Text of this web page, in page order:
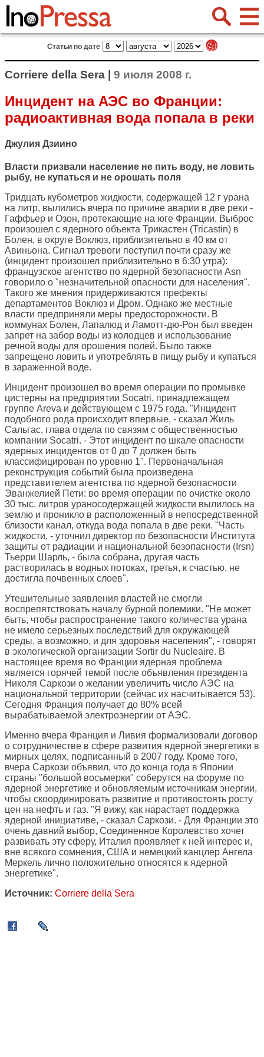
Статьи по дате
Corriere della Sera | 9 июля 2008 г.
Инцидент на АЭС во Франции:
радиоактивная вода попала в реки
Джулия Дзиино
Власти призвали население не пить воду, не ловить
рыбу, не купаться и не орошать поля
Тридцать кубометров жидкости, содержащей 12 г урана
на литр, вылились вчера по причине аварии в две реки -
Гаффьер и Озон, протекающие на юге Франции. Выброс
произошел с ядерного объекта Трикастен (Tricastin) в
Болен, в округе Воклюз, приблизительно в 40 км от
Авиньона. Сигнал тревоги поступил почти сразу же
(инцидент произошел приблизительно в 6:30 утра):
французское агентство по ядерной безопасности Asn
говорило о "незначительной опасности для населения".
Такого же мнения придерживаются префекты
департаментов Воклюз и Дром. Однако же местные
власти предприняли меры предосторожности. В
коммунах Болен, Лапалюд и Ламотт-дю-Рон был введен
запрет на забор воды из колодцев и использование
речной воды для орошения полей. Было также
запрещено ловить и употреблять в пищу рыбу и купаться
в зараженной воде.
Инцидент произошел во время операции по промывке
цистерны на предприятии Socatri, принадлежащем
группе Areva и действующем с 1975 года. "Инцидент
подобного рода происходит впервые, - сказал Жиль
Сальгас, глава отдела по связям с общественностью
компании Socatri. - Этот инцидент по шкале опасности
ядерных инцидентов от 0 до 7 должен быть
классифицирован по уровню 1". Первоначальная
реконструкция событий была произведена
представителем агентства по ядерной безопасности
Эванжелией Пети: во время операции по очистке около
30 тыс. литров ураносодержащей жидкости вылилось на
землю и проникло в расположенный в непосредственной
близости канал, откуда вода попала в две реки. "Часть
жидкости, - уточнил директор по безопасности Института
защиты от радиации и национальной безопасности (Irsn)
Тьерри Шарль, - была собрана, другая часть
растворилась в водных потоках, третья, к счастью, не
достигла почвенных слоев".
Утешительные заявления властей не смогли
воспрепятствовать началу бурной полемики. "Не может
быть, чтобы распространение такого количества урана
не имело серьезных последствий для окружающей
среды, а возможно, и для здоровья населения", - говорят
в экологической организации Sortir du Nucleaire. В
настоящее время во Франции ядерная проблема
является горячей темой после объявления президента
Николя Саркози о желании увеличить число АЭС на
национальной территории (сейчас их насчитывается 53).
Сегодня Франция получает до 80% всей
вырабатываемой электроэнергии от АЭС.
Именно вчера Франция и Ливия формализовали договор
о сотрудничестве в сфере развития ядерной энергетики в
мирных целях, подписанный в 2007 году. Кроме того,
вчера Саркози объявил, что до конца года в Японии
страны "большой восьмерки" соберутся на форуме по
ядерной энергетике и обновляемым источникам энергии,
чтобы скоординировать развитие и противостоять росту
цен на нефть и газ. "Я вижу, как нарастает поддержка
ядерной инициативе, - сказал Саркози. - Для Франции это
очень давний выбор, Соединенное Королевство хочет
развивать эту сферу, Италия проявляет к ней интерес и,
вне всякого сомнения, США и немецкий канцлер Ангела
Меркель лично положительно относятся к ядерной
энергетике".
Источник: Corriere della Sera